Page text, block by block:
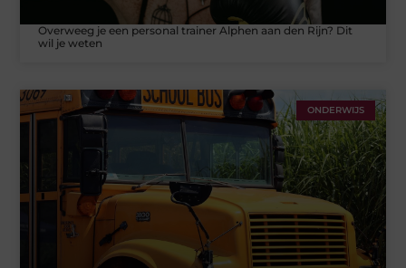
Overweeg je een personal trainer Alphen aan den Rijn? Dit
wil je weten
ONDERWIJS